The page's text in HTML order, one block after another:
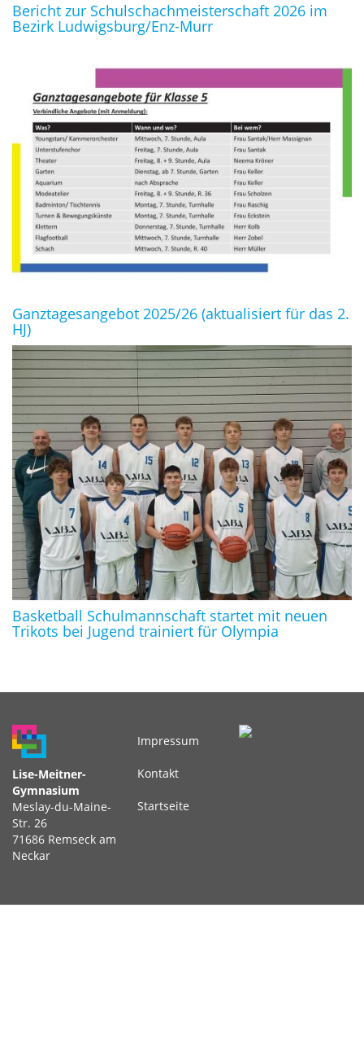
Bericht zur Schulschachmeisterschaft 2026 im
Bezirk Ludwigsburg/Enz-Murr
Ganztagesangebot 2025/26 (aktualisiert für das 2.
HJ)
Basketball Schulmannschaft startet mit neuen
Trikots bei Jugend trainiert für Olympia
Lise-Meitner-
Gymnasium
Meslay-du-Maine-
Str. 26
71686 Remseck am
Neckar
Fußbereichsmenü
Impressum
Kontakt
Startseite